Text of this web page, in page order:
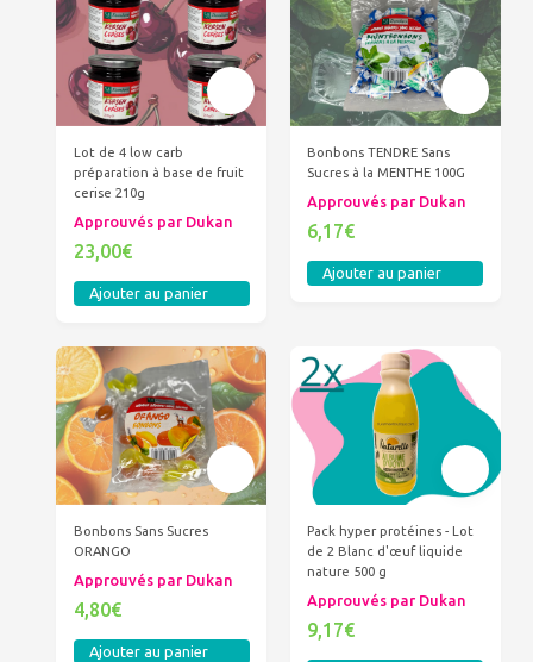
Lot de 4 low carb
préparation à base de fruit
cerise 210g
Approuvés par Dukan
23,00€
Ajouter au panier
Bonbons TENDRE Sans
Sucres à la MENTHE 100G
Approuvés par Dukan
6,17€
Ajouter au panier
Bonbons Sans Sucres
ORANGO
Approuvés par Dukan
4,80€
Ajouter au panier
Pack hyper protéines - Lot
de 2 Blanc d'œuf liquide
nature 500 g
Approuvés par Dukan
9,17€